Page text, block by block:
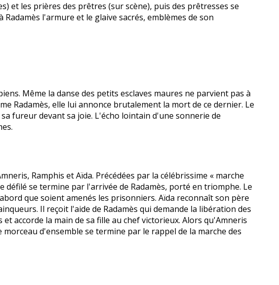
et les prières des prêtres (sur scène), puis des prêtresses se
l'armure et le glaive sacrés, emblèmes de son
Même la danse des petits esclaves maures ne parvient pas à
Radamès, elle lui annonce brutalement la mort de ce dernier. Le
fureur devant sa joie. L'écho lointain d'une sonnerie de
Ramphis et Aïda. Précédées par la célébrissime « marche
se termine par l'arrivée de Radamès, porté en triomphe. Le
que soient amenés les prisonniers. Aïda reconnaît son père
Il reçoit l'aide de Radamès qui demande la libération des
accorde la main de sa fille au chef victorieux. Alors qu'Amneris
d'ensemble se termine par le rappel de la marche des